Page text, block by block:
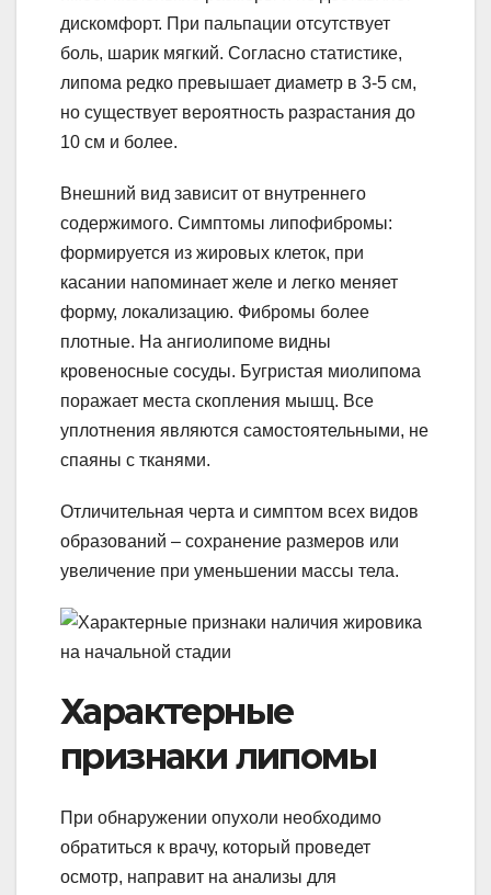
дискомфорт. При пальпации отсутствует
боль, шарик мягкий. Согласно статистике,
липома редко превышает диаметр в 3-5 см,
но существует вероятность разрастания до
10 см и более.
Внешний вид зависит от внутреннего
содержимого. Симптомы липофибромы:
формируется из жировых клеток, при
касании напоминает желе и легко меняет
форму, локализацию. Фибромы более
плотные. На ангиолипоме видны
кровеносные сосуды. Бугристая миолипома
поражает места скопления мышц. Все
уплотнения являются самостоятельными, не
спаяны с тканями.
Отличительная черта и симптом всех видов
образований – сохранение размеров или
увеличение при уменьшении массы тела.
Характерные
признаки липомы
При обнаружении опухоли необходимо
обратиться к врачу, который проведет
осмотр, направит на анализы для